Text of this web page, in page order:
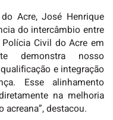
Acre, José Henrique
do intercâmbio entre
Civil do Acre em
demonstra nosso
e integração
Esse alinhamento
na melhoria
destacou.